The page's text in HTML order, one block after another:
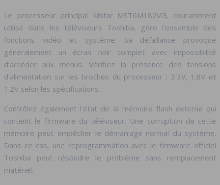
Le processeur principal Mstar MST6M182VG, couramment
utilisé dans les téléviseurs Toshiba, gère l’ensemble des
fonctions vidéo et système. Sa défaillance provoque
généralement un écran noir complet avec impossibilité
d’accéder aux menus. Vérifiez la présence des tensions
d’alimentation sur les broches du processeur : 3.3V, 1.8V et
1.2V selon les spécifications.
Contrôlez également l’état de la mémoire flash externe qui
contient le firmware du téléviseur. Une corruption de cette
mémoire peut empêcher le démarrage normal du système.
Dans ce cas, une reprogrammation avec le firmware officiel
Toshiba peut résoudre le problème sans remplacement
matériel.